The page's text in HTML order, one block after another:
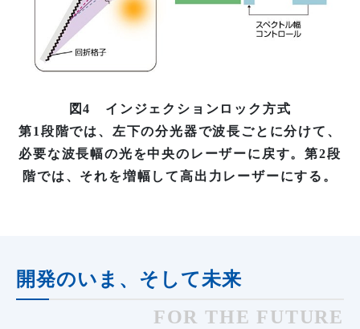
図4 インジェクションロック方式
第1段階では、左下の分光器で波長ごとに分けて、
必要な波長幅の光を中央のレーザーに戻す。第2段
階では、それを増幅して高出力レーザーにする。
開発のいま、そして未来
FOR THE FUTURE